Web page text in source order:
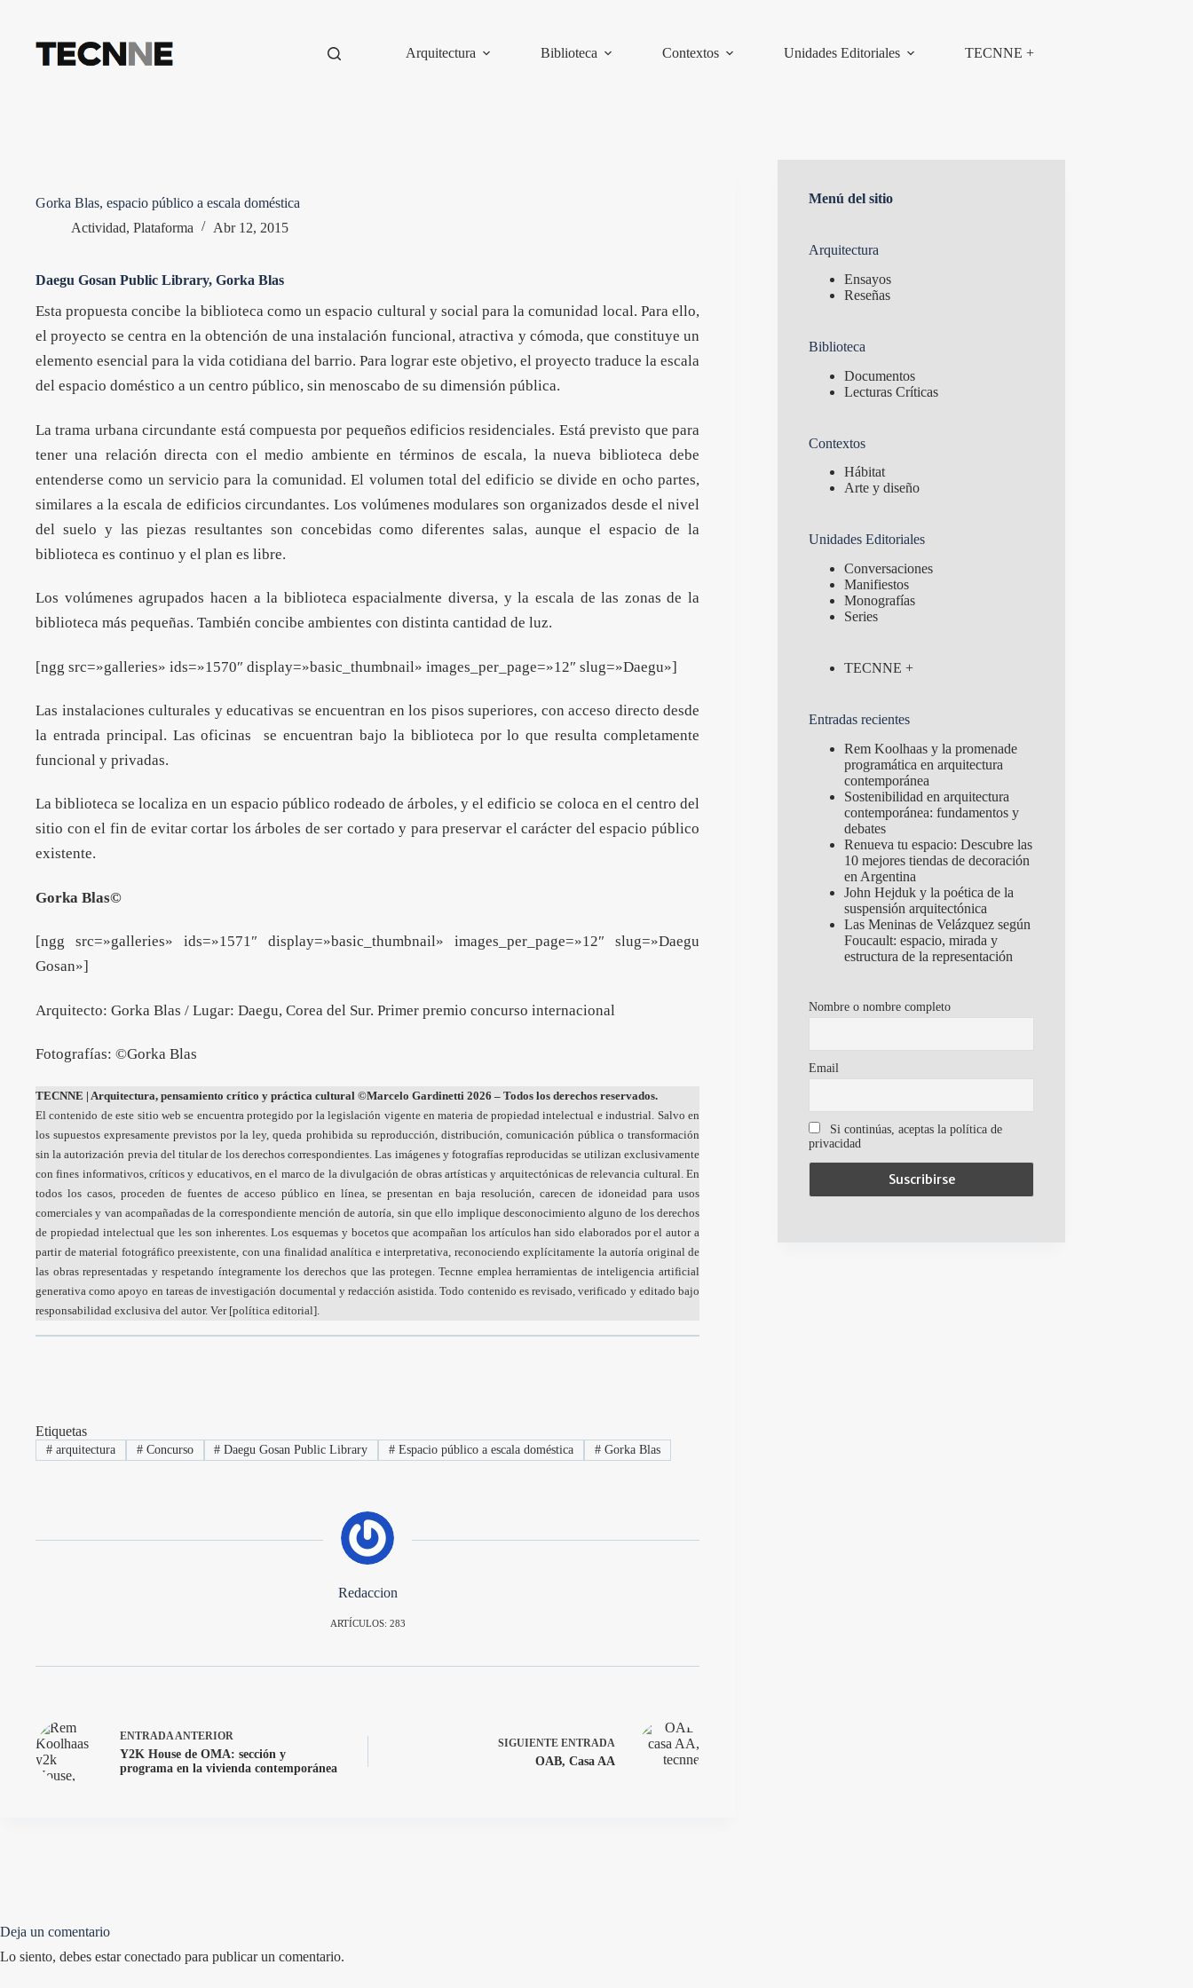
contenido
Arquitectura
Biblioteca Contextos Unidades Editoriales TECNNE +
Gorka Blas, espacio público a escala doméstica
Actividad, Plataforma Abr 12, 2015
Daegu Gosan Public Library, Gorka Blas
Esta propuesta concibe la biblioteca como un espacio cultural y social para la comunidad local. Para ello,
el proyecto se centra en la obtención de una instalación funcional, atractiva y cómoda, que constituye un
elemento esencial para la vida cotidiana del barrio. Para lograr este objetivo, el proyecto traduce la escala
del espacio doméstico a un centro público, sin menoscabo de su dimensión pública.
La trama urbana circundante está compuesta por pequeños edificios residenciales. Está previsto que para
tener una relación directa con el medio ambiente en términos de escala, la nueva biblioteca debe
entenderse como un servicio para la comunidad. El volumen total del edificio se divide en ocho partes,
similares a la escala de edificios circundantes. Los volúmenes modulares son organizados desde el nivel
del suelo y las piezas resultantes son concebidas como diferentes salas, aunque el espacio de la
biblioteca es continuo y el plan es libre.
Los volúmenes agrupados hacen a la biblioteca espacialmente diversa, y la escala de las zonas de la
biblioteca más pequeñas. También concibe ambientes con distinta cantidad de luz.
[ngg src=»galleries» ids=»1570″ display=»basic_thumbnail» images_per_page=»12″ slug=»Daegu»]
Las instalaciones culturales y educativas se encuentran en los pisos superiores, con acceso directo desde
la entrada principal. Las oficinas se encuentran bajo la biblioteca por lo que resulta completamente
funcional y privadas.
La biblioteca se localiza en un espacio público rodeado de árboles, y el edificio se coloca en el centro del
sitio con el fin de evitar cortar los árboles de ser cortado y para preservar el carácter del espacio público
existente.
Gorka Blas©
[ngg src=»galleries» ids=»1571″ display=»basic_thumbnail» images_per_page=»12″ slug=»Daegu
Gosan»]
Arquitecto: Gorka Blas / Lugar: Daegu, Corea del Sur. Primer premio concurso internacional
Fotografías: ©Gorka Blas
TECNNE | Arquitectura, pensamiento crítico y práctica cultural ©Marcelo Gardinetti 2026 – Todos los derechos reservados.
El contenido de este sitio web se encuentra protegido por la legislación vigente en materia de propiedad intelectual e industrial. Salvo en
los supuestos expresamente previstos por la ley, queda prohibida su reproducción, distribución, comunicación pública o transformación
sin la autorización previa del titular de los derechos correspondientes. Las imágenes y fotografías reproducidas se utilizan exclusivamente
con fines informativos, críticos y educativos, en el marco de la divulgación de obras artísticas y arquitectónicas de relevancia cultural. En
todos los casos, proceden de fuentes de acceso público en línea, se presentan en baja resolución, carecen de idoneidad para usos
comerciales y van acompañadas de la correspondiente mención de autoría, sin que ello implique desconocimiento alguno de los derechos
de propiedad intelectual que les son inherentes. Los esquemas y bocetos que acompañan los artículos han sido elaborados por el autor a
partir de material fotográfico preexistente, con una finalidad analítica e interpretativa, reconociendo explícitamente la autoría original de
las obras representadas y respetando íntegramente los derechos que las protegen. Tecnne emplea herramientas de inteligencia artificial
generativa como apoyo en tareas de investigación documental y redacción asistida. Todo contenido es revisado, verificado y editado bajo
responsabilidad exclusiva del autor. Ver [política editorial].
Etiquetas
#arquitectura #Concurso # Daegu Gosan Public Library # Espacio público a escala doméstica # Gorka Blas
Redaccion
ARTÍCULOS: 283
ENTRADA ANTERIOR
Y2K House de OMA: sección y
programa en la vivienda contemporánea
SIGUIENTE ENTRADA
OAB, Casa AA
Menú del sitio
Arquitectura
Ensayos
Reseñas
Biblioteca
Documentos
Lecturas Críticas
Contextos
Hábitat
Arte y diseño
Unidades Editoriales
Conversaciones
Manifiestos
Monografías
Series
TECNNE +
Entradas recientes
Rem Koolhaas y la promenade
programática en arquitectura
contemporánea
Sostenibilidad en arquitectura
contemporánea: fundamentos y
debates
Renueva tu espacio: Descubre las
10 mejores tiendas de decoración
en Argentina
John Hejduk y la poética de la
suspensión arquitectónica
Las Meninas de Velázquez según
Foucault: espacio, mirada y
estructura de la representación
Nombre o nombre completo
Email
Si continúas, aceptas la política de
privacidad
Deja un comentario
Lo siento, debes estarconectado para publicar un comentario.